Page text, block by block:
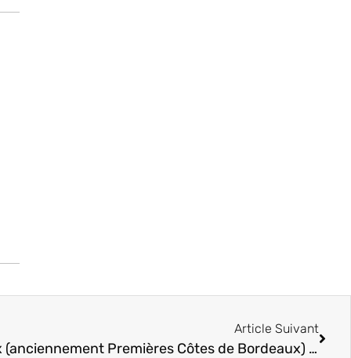
Article Suivant
Cadillac Côtes de Bordeaux (anciennement Premières Côtes de Bordeaux) appellation de l’Entre-deux-Mers